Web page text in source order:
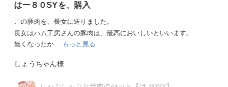
兄姉達が大喜び
4軒の兄姉夫婦達に、お中元として贈りました。宮城県までだ
ったので大丈夫かなって心配しましたが、綺麗な...もっと見
る
埼玉のタッケン様
ジャパンフードセレクション受賞セット